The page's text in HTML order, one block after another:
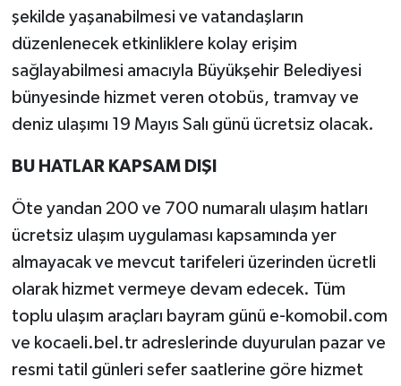
şekilde yaşanabilmesi ve vatandaşların
düzenlenecek etkinliklere kolay erişim
sağlayabilmesi amacıyla Büyükşehir Belediyesi
bünyesinde hizmet veren otobüs, tramvay ve
deniz ulaşımı 19 Mayıs Salı günü ücretsiz olacak.
BU HATLAR KAPSAM DIŞI
Öte yandan 200 ve 700 numaralı ulaşım hatları
ücretsiz ulaşım uygulaması kapsamında yer
almayacak ve mevcut tarifeleri üzerinden ücretli
olarak hizmet vermeye devam edecek. Tüm
toplu ulaşım araçları bayram günü e-komobil.com
ve kocaeli.bel.tr adreslerinde duyurulan pazar ve
resmi tatil günleri sefer saatlerine göre hizmet